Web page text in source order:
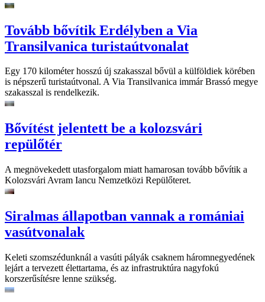
Tovább bővítik Erdélyben a Via
Transilvanica turistaútvonalat
Egy 170 kilométer hosszú új szakasszal bővül a külföldiek körében
is népszerű turistaútvonal. A Via Transilvanica immár Brassó megye
szakasszal is rendelkezik.
Bővítést jelentett be a kolozsvári
repülőtér
A megnövekedett utasforgalom miatt hamarosan tovább bővítik a
Kolozsvári Avram Iancu Nemzetközi Repülőteret.
Siralmas állapotban vannak a romániai
vasútvonalak
Keleti szomszédunknál a vasúti pályák csaknem háromnegyedének
lejárt a tervezett élettartama, és az infrastruktúra nagyfokú
korszerűsítésre lenne szükség.